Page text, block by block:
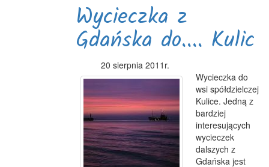
Wycieczka z
Gdańska do.... Kulic
20 sierpnia 2011r.
Wycieczka do
wsi spółdzielczej
Kulice. Jedną z
bardziej
interesujących
wycieczek
dalszych z
Gdańska jest